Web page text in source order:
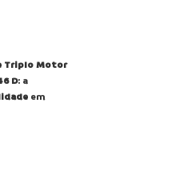
Triplo Motor
D: a
em